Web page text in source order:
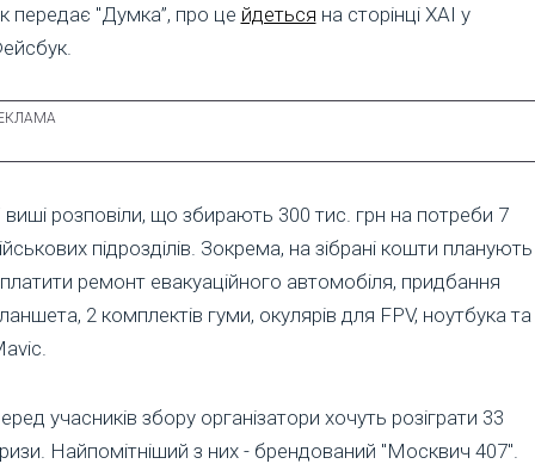
передає "Думка”, про це йдеться на сторінці ХАІ у
розповіли, що збирають 300 тис. грн на потреби 7
підрозділів. Зокрема, на зібрані кошти планують
ремонт евакуаційного автомобіля, придбання
2 комплектів гуми, окулярів для FPV, ноутбука та
учасників збору організатори хочуть розіграти 33
Найпомітніший з них - брендований "Москвич 407".